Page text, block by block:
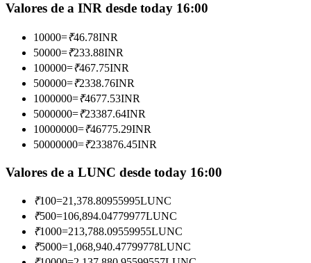
Copiar Trading
Únete a los mejores traders
Conviértete en un Trader de Copia
Valores de a INR desde today 16:00
10000=₹46.78INR
50000=₹233.88INR
100000=₹467.75INR
500000=₹2338.76INR
1000000=₹4677.53INR
5000000=₹23387.64INR
10000000=₹46775.29INR
50000000=₹233876.45INR
Valores de a LUNC desde today 16:00
₹100=21,378.80955995LUNC
₹500=106,894.04779977LUNC
₹1000=213,788.09559955LUNC
₹5000=1,068,940.47799778LUNC